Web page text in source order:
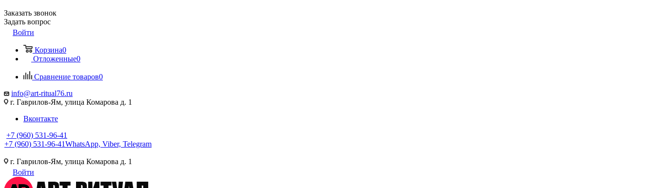
Заказать звонок
Задать вопрос
Войти
Корзина0
Отложенные0
Сравнение товаров0
info@art-ritual76.ru
г. Гаврилов-Ям, улица Комарова д. 1
Вконтакте
+7 (960) 531-96-41
+7 (960) 531-96-41WhatsApp, Viber, Telegram
г. Гаврилов-Ям, улица Комарова д. 1
Войти